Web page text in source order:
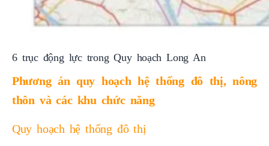
6 trục động lực trong Quy hoạch Long An
Phương án quy hoạch hệ thống đô thị, nông
thôn và các khu chức năng
Quy hoạch hệ thống đô thị